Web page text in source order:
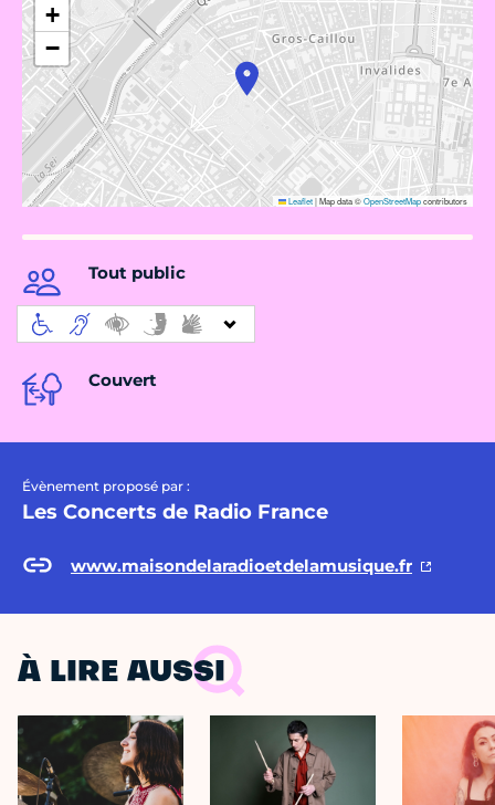
+
−
Leaflet|Map data ©OpenStreetMapcontributors
Tout public
Couvert
Évènement proposé par :
Les Concerts de Radio France
www.maisondelaradioetdelamusique.fr
À LIRE AUSSI